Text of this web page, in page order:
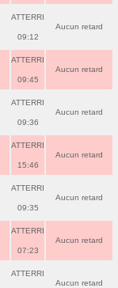
ATTERRI
09:12
Aucun retard
ATTERRI
09:45
Aucun retard
ATTERRI
09:36
Aucun retard
ATTERRI
15:46
Aucun retard
ATTERRI
09:35
Aucun retard
ATTERRI
07:23
Aucun retard
ATTERRI
Aucun retard